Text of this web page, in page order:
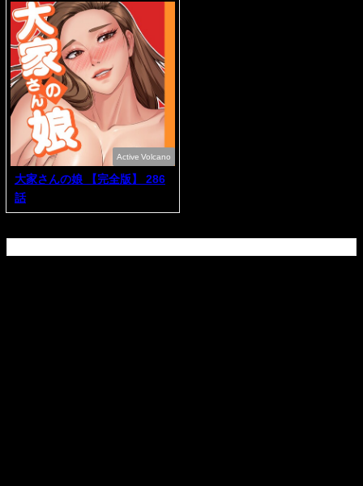
Active Volcano
大家さんの娘 【完全版】 286
話